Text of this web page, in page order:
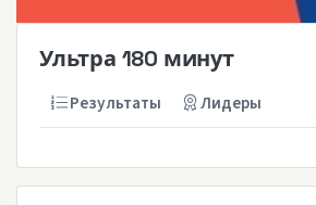
Ультра 180 минут
Результаты Лидеры